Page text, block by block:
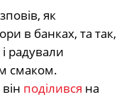
як
в банках, та так,
радували
смаком.
поділився на